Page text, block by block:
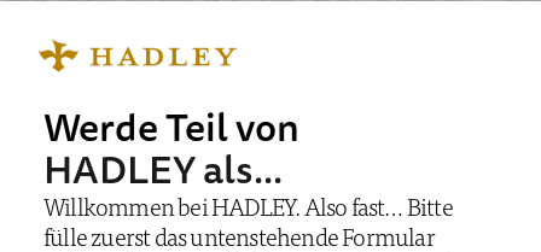
Werde Teil von
HADLEY als...
Willkommen bei HADLEY. Also fast… Bitte
fülle zuerst das untenstehende Formular